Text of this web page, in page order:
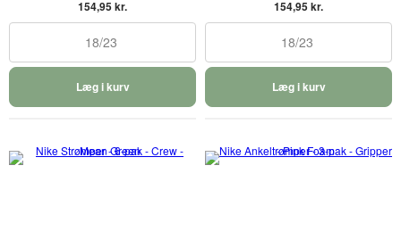
154,95 kr.
18/23
Læg i kurv
154,95 kr.
18/23
Læg i kurv